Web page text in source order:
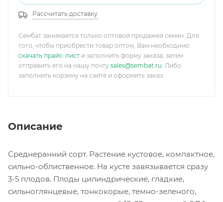
Рассчитать доставку
Сембат занимается только оптовой продажей семян. Для
того, чтобы приобрести товар оптом, Вам необходимо
скачать прайс-лист и заполнить форму заказа, затем
отправить его на нашу почту sales@sembat.ru. Либо
заполнить корзину на сайте и оформить заказ.
Описание
Среднеранний сорт. Растение кустовое, компактное,
сильно-облиственное. На кусте завязывается сразу
3-5 плодов. Плоды цилиндрические, гладкие,
сильноглянцевые, тонкокорые, темно-зеленого,